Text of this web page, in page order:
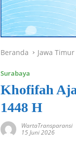
Beranda Jawa Timur
Surabaya
Khofifah
1448 H
WartaTransparansi
15 Juni 2026